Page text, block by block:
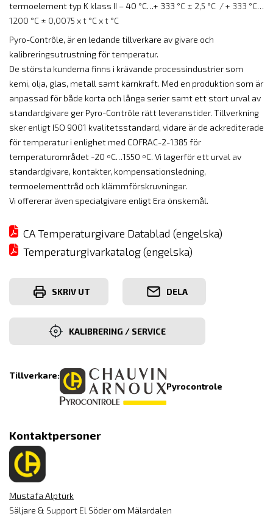
termoelement typ K klass II – 40 °C…+ 333 °C ± 2,5 °C / + 333 °C…
1200 °C ± 0,0075 x t °C x t °C
Pyro-Contrôle, är en ledande tillverkare av givare och
kalibreringsutrustning för temperatur.
De största kunderna finns i krävande processindustrier som
kemi, olja, glas, metall samt kärnkraft. Med en produktion som är
anpassad för både korta och långa serier samt ett stort urval av
standardgivare ger Pyro-Contrôle rätt leveranstider. Tillverkning
sker enligt ISO 9001 kvalitetsstandard, vidare är de ackrediterade
för temperatur i enlighet med COFRAC-2-1385 för
temperaturområdet -20 ºC…1550 ºC. Vi lagerför ett urval av
standardgivare, kontakter, kompensationsledning,
termoelementtråd och klämmförskruvningar.
Vi offererar även specialgivare enligt Era önskemål.
CA Temperaturgivare Datablad (engelska)
Temperaturgivarkatalog (engelska)
SKRIV UT DELA
KALIBRERING / SERVICE
Tillverkare:
Pyrocontrole
Kontaktpersoner
Mustafa Alptürk
Säljare & Support El Söder om Mälardalen